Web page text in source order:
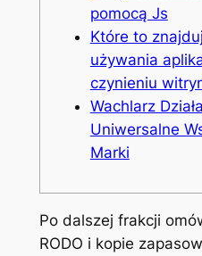
pomocą Js
Które to
używania
czynieniu
Wachlarz
Uniwersalne
Marki
Po dalszej frakcji
RODO i kopie